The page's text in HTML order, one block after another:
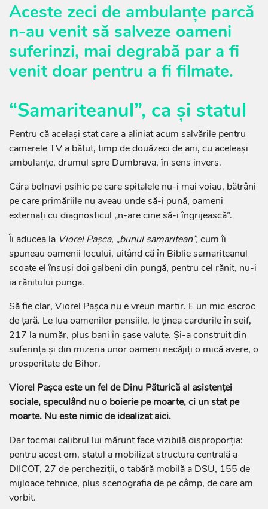
Aceste zeci de ambulanțe parcă
n-au venit să salveze oameni
suferinzi, mai degrabă par a fi
venit doar pentru a fi filmate.
“Samariteanul”, ca și statul
Pentru că același stat care a aliniat acum salvările pentru
camerele TV a bătut, timp de douăzeci de ani, cu aceleași
ambulanțe, drumul spre Dumbrava, în sens invers.
Căra bolnavi psihic pe care spitalele nu-i mai voiau, bătrâni
pe care primăriile nu aveau unde să-i pună, oameni
externați cu diagnosticul „n-are cine să-i îngrijească”.
Îi aducea la Viorel Pașca, „bunul samaritean”, cum îi
spuneau oamenii locului, uitând că în Biblie samariteanul
scoate el însuși doi galbeni din pungă, pentru cel rănit, nu-i
ia rănitului punga.
Să fie clar, Viorel Pașca nu e vreun martir. E un mic escroc
de țară. Le lua oamenilor pensiile, le ținea cardurile în seif,
217 la număr, plus bani în șase valute. Și-a construit din
suferința și din mizeria unor oameni necăjiți o mică avere, o
prosperitate de Bihor.
Viorel Pașca este un fel de Dinu Păturică al asistenței
sociale, speculând nu o boierie pe moarte, ci un stat pe
moarte. Nu este nimic de idealizat aici.
Dar tocmai calibrul lui mărunt face vizibilă disproporția:
pentru acest om, statul a mobilizat structura centrală a
DIICOT, 27 de percheziții, o tabără mobilă a DSU, 155 de
mijloace tehnice, plus scenografia de pe câmp, de care am
vorbit.